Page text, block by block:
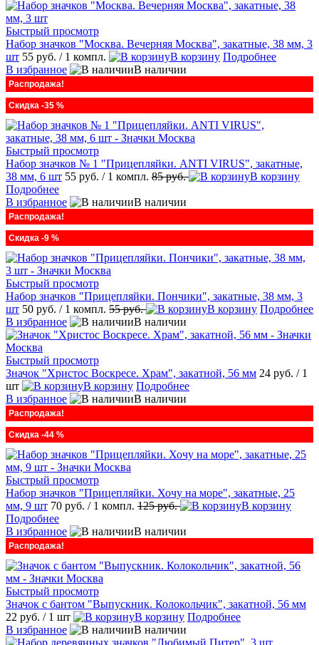
Быстрый просмотр
Набор значков "Москва. Вечерняя Москва", закатные, 38 мм, 3
шт 55 руб. / 1 компл. В корзину Подробнее
В избранное
В наличии
Распродажа!
Скидка -35 %
Быстрый просмотр
Набор значков № 1 "Прицепляйки. ANTI VIRUS", закатные,
38 мм, 6 шт 55 руб. / 1 компл. 85 руб.
В корзину
Подробнее
В избранное
В наличии
Распродажа!
Скидка -9 %
Быстрый просмотр
Набор значков "Прицепляйки. Пончики", закатные, 38 мм, 3
шт 50 руб. / 1 компл. 55 руб. В корзину Подробнее
В избранное
В наличии
Быстрый просмотр
Значок "Христос Воскресе. Храм", закатной, 56 мм 24 руб. / 1
шт
В корзину Подробнее
В избранное
В наличии
Распродажа!
Скидка -44 %
Быстрый просмотр
Набор значков "Прицепляйки. Хочу на море", закатные, 25
мм, 9 шт 70 руб. / 1 компл. 125 руб.
В корзину
Подробнее
В избранное
В наличии
Распродажа!
Быстрый просмотр
Значок с бантом "Выпускник. Колокольчик", закатной, 56 мм
22 руб. / 1 шт В корзину Подробнее
В избранное
В наличии